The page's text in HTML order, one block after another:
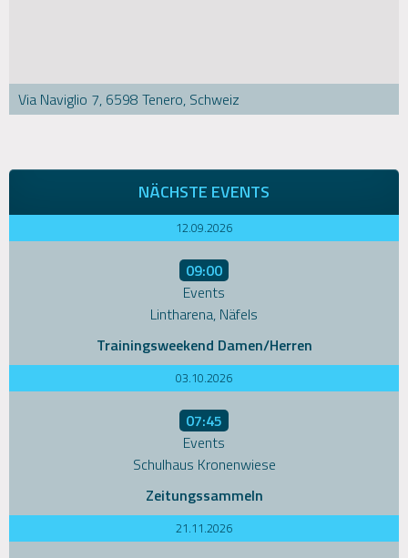
Via Naviglio 7, 6598 Tenero, Schweiz
NÄCHSTE EVENTS
12.09.2026
09:00
Events
Lintharena, Näfels
Trainingsweekend Damen/Herren
03.10.2026
07:45
Events
Schulhaus Kronenwiese
Zeitungssammeln
21.11.2026